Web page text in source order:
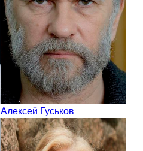
Алексей Гуськов